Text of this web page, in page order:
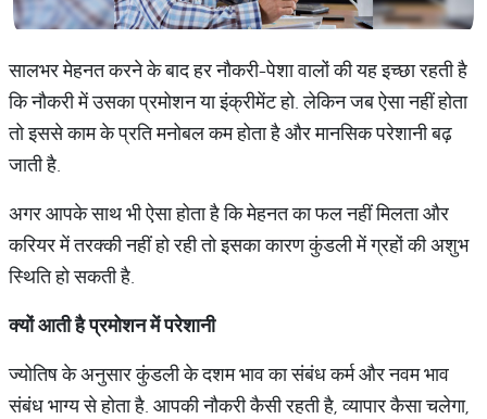
सालभर मेहनत करने के बाद हर नौकरी-पेशा वालों की यह इच्छा रहती है
कि नौकरी में उसका प्रमोशन या इंक्रीमेंट हो. लेकिन जब ऐसा नहीं होता
तो इससे काम के प्रति मनोबल कम होता है और मानसिक परेशानी बढ़
जाती है.
अगर आपके साथ भी ऐसा होता है कि मेहनत का फल नहीं मिलता और
करियर में तरक्की नहीं हो रही तो इसका कारण कुंडली में ग्रहों की अशुभ
स्थिति हो सकती है.
क्योंआतीहैप्रमोशनमेंपरेशानी
ज्योतिष के अनुसार कुंडली के दशम भाव का संबंध कर्म और नवम भाव
संबंध भाग्य से होता है. आपकी नौकरी कैसी रहती है, व्यापार कैसा चलेगा,